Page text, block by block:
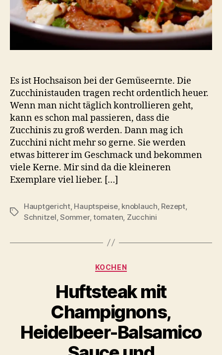
Es ist Hochsaison bei der Gemüseernte. Die
Zucchinistauden tragen recht ordentlich heuer.
Wenn man nicht täglich kontrollieren geht,
kann es schon mal passieren, dass die
Zucchinis zu groß werden. Dann mag ich
Zucchini nicht mehr so gerne. Sie werden
etwas bitterer im Geschmack und bekommen
viele Kerne. Mir sind da die kleineren
Exemplare viel lieber. […]
Schlagwörter
Hauptgericht, Hauptspeise, knoblauch, Rezept,
Schnitzel,Sommer,tomaten, Zucchini
Kategorien
KOCHEN
Huftsteak mit
Champignons,
Heidelbeer-Balsamico